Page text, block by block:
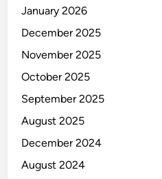
January 2026
December 2025
November 2025
October 2025
September 2025
August 2025
December 2024
August 2024